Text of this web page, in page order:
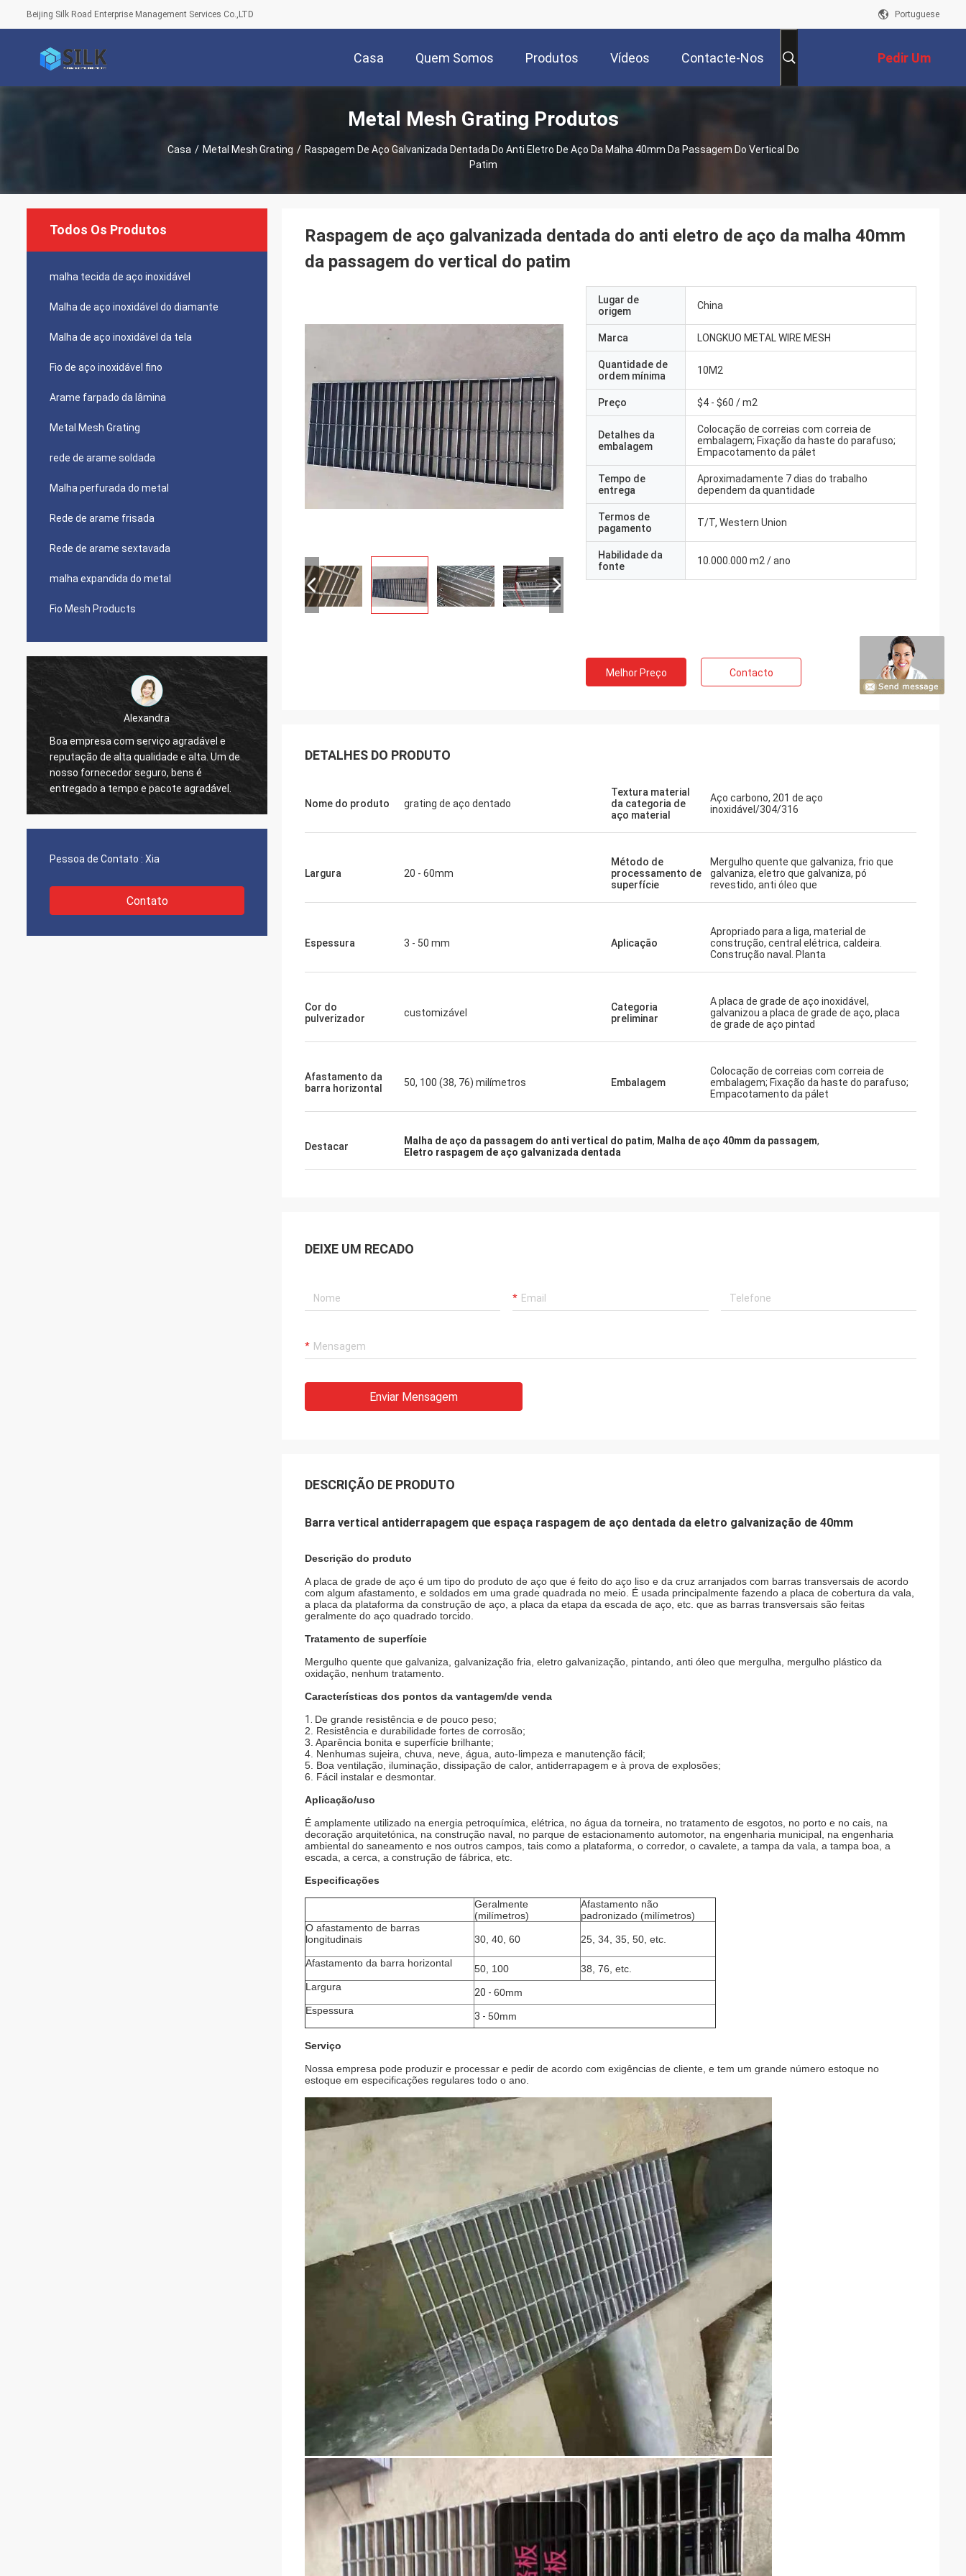
Beijing Silk Road Enterprise Management Services Co.,LTD Portuguese
Casa Quem Somos Produtos Vídeos Contacte-Nos Pedir Um
Orçamento
Metal Mesh Grating Produtos
Casa / Metal Mesh Grating / Raspagem De Aço Galvanizada Dentada Do Anti Eletro De Aço Da Malha 40mm Da Passagem Do Vertical Do
Patim
Todos Os Produtos
malha tecida de aço inoxidável
Malha de aço inoxidável do diamante
Malha de aço inoxidável da tela
Fio de aço inoxidável fino
Arame farpado da lâmina
Metal Mesh Grating
rede de arame soldada
Malha perfurada do metal
Rede de arame frisada
Rede de arame sextavada
malha expandida do metal
Fio Mesh Products
Elane
com uma comunicação muito boa todos
os problemas resolvidos, satisfeito com
minha compra.
amável. Sua empresa é muito
Pessoa de Contato : Xia
Contato
Raspagem de aço galvanizada dentada do anti eletro de aço da malha 40mm
da passagem do vertical do patim
Lugar de
origem
China
Marca LONGKUO METAL WIRE MESH
Quantidade de
ordem mínima
10M2
Preço $4 - $60 / m2
Detalhes da
embalagem
Colocação de correias com correia de
embalagem; Fixação da haste do parafuso;
Empacotamento da pálet
Tempo de
entrega
Aproximadamente 7 dias do trabalho
dependem da quantidade
Termos de
pagamento
T/T, Western Union
Habilidade da
fonte
10.000.000 m2 / ano
Melhor Preço Contacto
DETALHES DO PRODUTO
Nome do produto grating de aço dentado
Textura material
da categoria de
aço material
Aço carbono, 201 de aço
inoxidável/304/316
Largura 20 - 60mm
Método de
processamento de
superfície
Mergulho quente que galvaniza, frio que
galvaniza, eletro que galvaniza, pó
revestido, anti óleo que
Espessura 3 - 50 mm Aplicação
Apropriado para a liga, material de
construção, central elétrica, caldeira.
Construção naval. Planta
Cor do
pulverizador
customizável
Categoria
preliminar
A placa de grade de aço inoxidável,
galvanizou a placa de grade de aço, placa
de grade de aço pintad
Afastamento da
barra horizontal
50, 100 (38, 76) milímetros Embalagem
Colocação de correias com correia de
embalagem; Fixação da haste do parafuso;
Empacotamento da pálet
Destacar Malha de aço da passagem do anti vertical do patim, Malha de aço 40mm da passagem,
Eletro raspagem de aço galvanizada dentada
DEIXE UM RECADO
Enviar Mensagem
DESCRIÇÃO DE PRODUTO
Barra vertical antiderrapagem que espaça raspagem de aço dentada da eletro galvanização de 40mm
Descrição do produto
A placa de grade de aço é um tipo do produto de aço que é feito do aço liso e da cruz arranjados com barras transversais de acordo
com algum afastamento, e soldados em uma grade quadrada no meio. É usada principalmente fazendo a placa de cobertura da vala,
a placa da plataforma da construção de aço, a placa da etapa da escada de aço, etc. que as barras transversais são feitas
geralmente do aço quadrado torcido.
Tratamento de superfície
Mergulho quente que galvaniza, galvanização fria, eletro galvanização, pintando, anti óleo que mergulha, mergulho plástico da
oxidação, nenhum tratamento.
Características dos pontos da vantagem/de venda
1. De grande resistência e de pouco peso;
2. Resistência e durabilidade fortes de corrosão;
3. Aparência bonita e superfície brilhante;
4. Nenhumas sujeira, chuva, neve, água, auto-limpeza e manutenção fácil;
5. Boa ventilação, iluminação, dissipação de calor, antiderrapagem e à prova de explosões;
6. Fácil instalar e desmontar.
Aplicação/uso
É amplamente utilizado na energia petroquímica, elétrica, no água da torneira, no tratamento de esgotos, no porto e no cais, na
decoração arquitetónica, na construção naval, no parque de estacionamento automotor, na engenharia municipal, na engenharia
ambiental do saneamento e nos outros campos, tais como a plataforma, o corredor, o cavalete, a tampa da vala, a tampa boa, a
escada, a cerca, a construção de fábrica, etc.
Especificações
Geralmente
(milímetros)
Afastamento não
padronizado (milímetros)
O afastamento de barras
longitudinais
30, 40, 60 25, 34, 35, 50, etc.
Afastamento da barra horizontal 50, 100
38, 76, etc.
Largura
20 - 60mm
Espessura
3 - 50mm
Serviço
Nossa empresa pode produzir e processar e pedir de acordo com exigências de cliente, e tem um grande número estoque no
estoque em especificações regulares todo o ano.